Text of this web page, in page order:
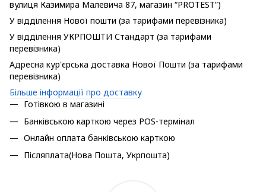
вулиця Казимира Малевича 87, магазин “PROTEST”)
У відділення Нової пошти (за тарифами перевізника)
У відділення УКРПОШТИ Стандарт (за тарифами
перевізника)
Адресна кур'єрська доставка Нової Пошти (за тарифами
перевізника)
Більше інформації про доставку
Готівкою в магазині
Банківською карткою через POS-термінал
Онлайн оплата банківською карткою
Післяплата(Нова Пошта, Укрпошта)